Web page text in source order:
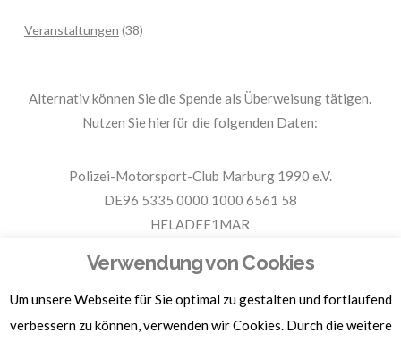
Veranstaltungen (38)
Alternativ können Sie die Spende als Überweisung tätigen.
Nutzen Sie hierfür die folgenden Daten:
Polizei-Motorsport-Club Marburg 1990 e.V.
DE96 5335 0000 1000 6561 58
HELADEF1MAR
Für Spendenbescheinigungen, Sachspenden und weitere
Informationen, hier klicken.
Verwendung von Cookies
Um unsere Webseite für Sie optimal zu gestalten und fortlaufend
verbessern zu können, verwenden wir Cookies. Durch die weitere